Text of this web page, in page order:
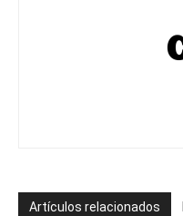
Artículos relacionados